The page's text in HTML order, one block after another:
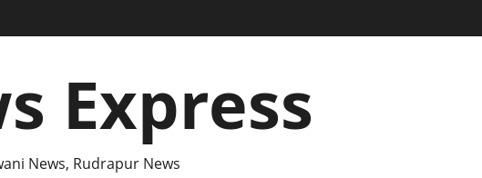
Express
News, Rudrapur News